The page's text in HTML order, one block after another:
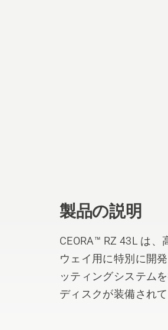
製品の説明
CEORA™ RZ 43L は
ウェイ用に特別に開
ッティングシステム
ディスクが装備され